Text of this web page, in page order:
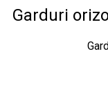
Garduri